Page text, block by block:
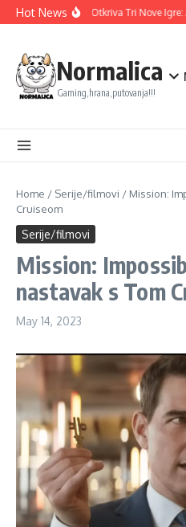
Skip to content
Hot NewsUbisoft Otkriva Tri Nove Igre:
Normalica
Gaming,hrana,putovanja!!!
Home / Serije/filmovi / Mission:
Cruiseom
Serije/filmovi
Mission:
nastavak s Tom
May 14, 2023